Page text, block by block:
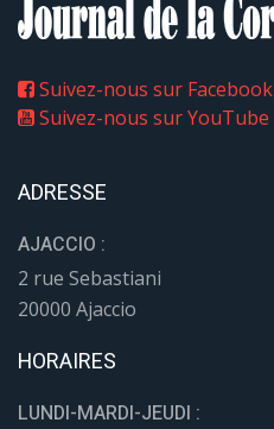
Suivez-nous sur Facebook
Suivez-nous sur YouTube
ADRESSE
AJACCIO :
2 rue Sebastiani
20000 Ajaccio
HORAIRES
LUNDI-MARDI-JEUDI :